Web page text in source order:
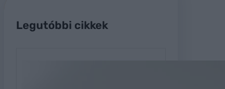
Legutóbbi cikkek